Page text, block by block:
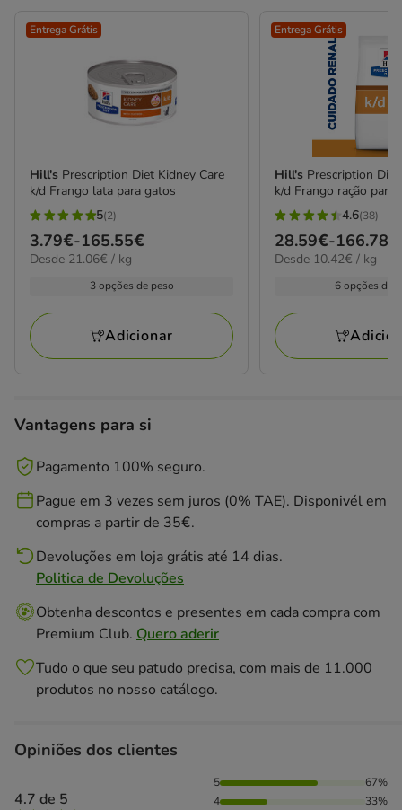
Entrega Grátis
Hill's Prescription Diet Kidney Care
k/d Frango lata para gatos
5
estrelas
com
avaliações
5(2)
Preço
de
165.55€
3.79€-165.55€
21.06€
Desde 21.06€ / kg
3 opções de peso
Adicionar
Entrega Grátis
Hill's Prescription
k/d Frango ração para
4.6
estrelas
com
avaliações
4.6(38)
Preço
de
166.78€
28.59€-166.78€
10.42€
Desde 10.42€ / kg
6 opções de
Vantagens para si
Pagamento 100% seguro.
Pague em 3 vezes sem juros (0% TAE). Disponivél em
compras a partir de 35€.
Devoluções em loja grátis até 14 dias.
Politica de Devoluções
Obtenha descontos e presentes em cada compra com
Premium Club. Quero aderir
Tudo o que seu patudo precisa, com mais de 11.000
produtos no nosso catálogo.
Opiniões dos clientes
4.7 de 5
67% das pessoas avaliaram com 5 estrelas, 33% das
5
67%
4
33%